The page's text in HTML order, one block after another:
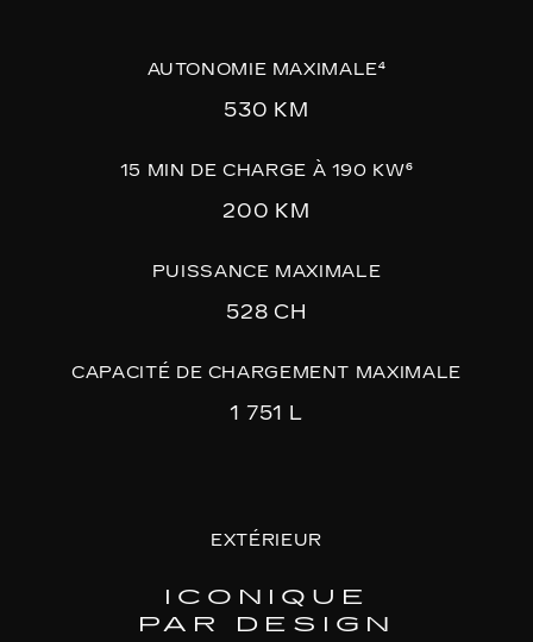
AUTONOMIE MAXIMALE⁴
530 KM
15 MIN DE CHARGE À 190 KW⁶
200 KM
PUISSANCE MAXIMALE
528 CH
CAPACITÉ DE CHARGEMENT MAXIMALE
1 751 L
EXTÉRIEUR
ICONIQUE
PAR DESIGN